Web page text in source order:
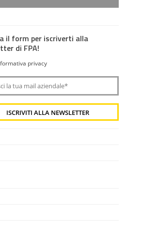
il form per iscriverti alla
di FPA!
privacy